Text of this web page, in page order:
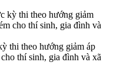
thi theo hướng giảm áp
thí sinh, gia đình và xã